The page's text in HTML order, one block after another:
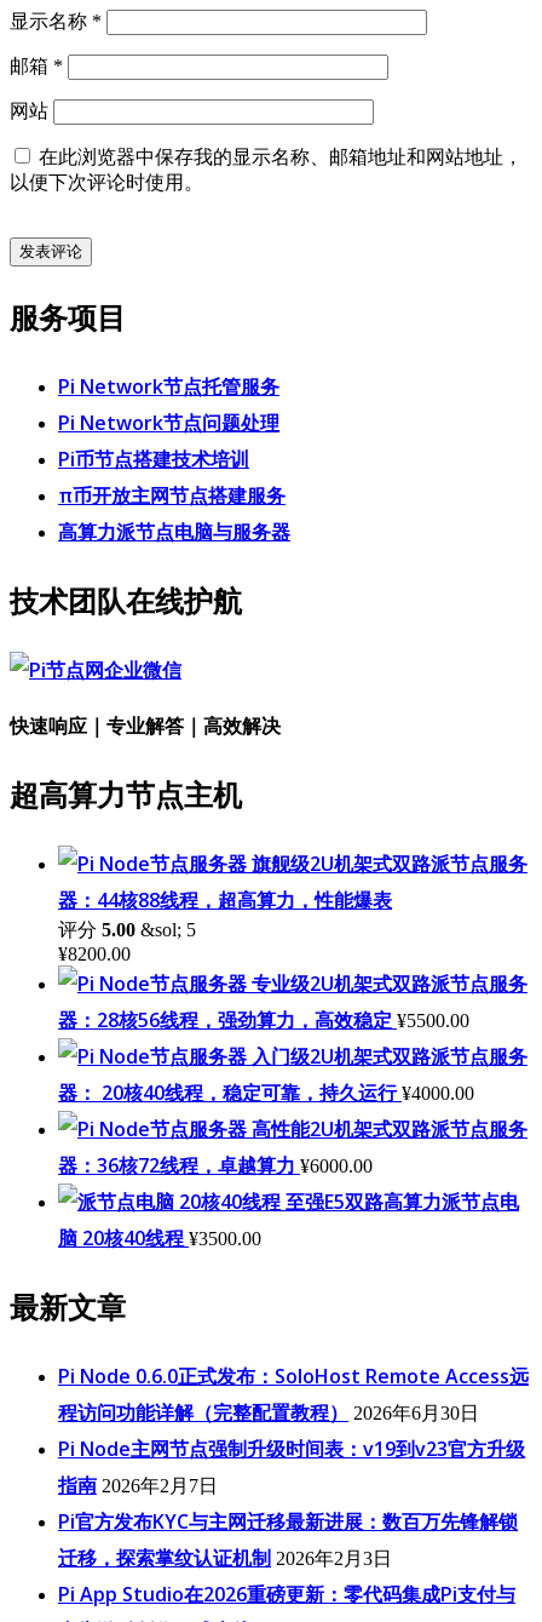
显示名称 *
邮箱 *
网站
在此浏览器中保存我的显示名称、邮箱地址和网站地址，
以便下次评论时使用。
服务项目
Pi Network节点托管服务
Pi Network节点问题处理
Pi币节点搭建技术培训
π币开放主网节点搭建服务
高算力派节点电脑与服务器
技术团队在线护航
快速响应｜专业解答｜高效解决
超高算力节点主机
旗舰级2U机架式双路派节点服务
器：44核88线程，超高算力，性能爆表
评分 5.00 &sol; 5
¥8200.00
专业级2U机架式双路派节点服务
器：28核56线程，强劲算力，高效稳定 ¥5500.00
入门级2U机架式双路派节点服务
器： 20核40线程，稳定可靠，持久运行 ¥4000.00
高性能2U机架式双路派节点服务
器：36核72线程，卓越算力 ¥6000.00
至强E5双路高算力派节点电
脑 20核40线程 ¥3500.00
最新文章
Pi Node 0.6.0正式发布：SoloHost Remote Access远
程访问功能详解（完整配置教程）
2026年6月30日
Pi Node主网节点强制升级时间表：v19到v23官方升级
指南 2026年2月7日
Pi官方发布KYC与主网迁移最新进展：数百万先锋解锁
迁移，探索掌纹认证机制 2026年2月3日
Pi App Studio在2026重磅更新：零代码集成Pi支付与